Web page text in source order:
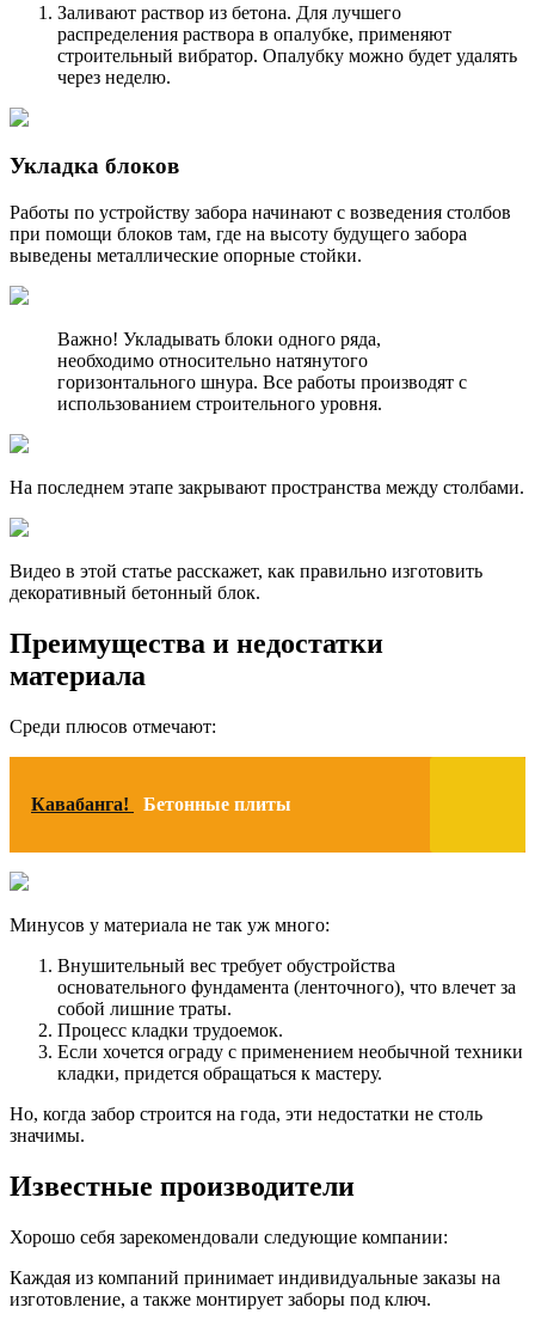
Заливают раствор из бетона. Для лучшего
распределения раствора в опалубке, применяют
строительный вибратор. Опалубку можно будет удалять
через неделю.
Укладка блоков
Работы по устройству забора начинают с возведения столбов
при помощи блоков там, где на высоту будущего забора
выведены металлические опорные стойки.
Важно! Укладывать блоки одного ряда,
необходимо относительно натянутого
горизонтального шнура. Все работы производят с
использованием строительного уровня.
На последнем этапе закрывают пространства между столбами.
Видео в этой статье расскажет, как правильно изготовить
декоративный бетонный блок.
Преимущества и недостатки
материала
Среди плюсов отмечают:
Кавабанга! Бетонные плиты
Минусов у материала не так уж много:
Внушительный вес требует обустройства
основательного фундамента (ленточного), что влечет за
собой лишние траты.
Процесс кладки трудоемок.
Если хочется ограду с применением необычной техники
кладки, придется обращаться к мастеру.
Но, когда забор строится на года, эти недостатки не столь
значимы.
Известные производители
Хорошо себя зарекомендовали следующие компании:
Каждая из компаний принимает индивидуальные заказы на
изготовление, а также монтирует заборы под ключ.